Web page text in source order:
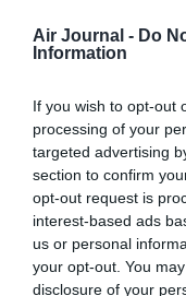
Air Journal - Do
Information
If you wish to opt-out
processing of your
targeted advertising
section to confirm
opt-out request is
interest-based ads
us or personal
your opt-out. You
disclosure of your
faut dédensifier les
Comet4a
ce n’est une
ponctuelle à
permet
disponibles
autrement